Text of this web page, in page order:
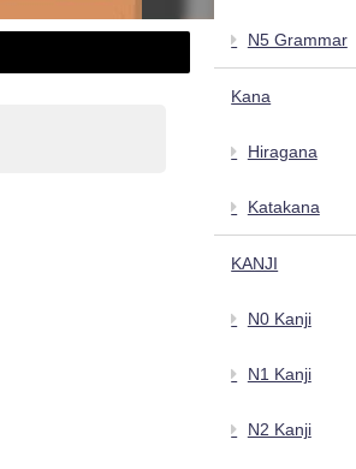
N5 Grammar
Kana
Hiragana
Katakana
KANJI
N0 Kanji
N1 Kanji
N2 Kanji